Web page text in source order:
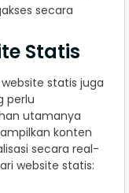
secara
Statis
statis juga
perlu
utamanya
konten
secara real-
website statis: